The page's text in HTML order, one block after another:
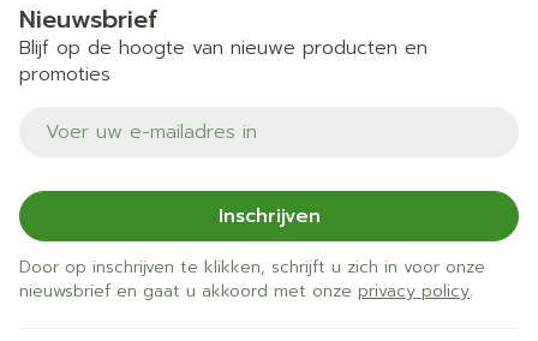
Nieuwsbrief
Blijf op de hoogte van nieuwe producten en
promoties
E-mail adres
Inschrijven
Door op inschrijven te klikken, schrijft u zich in voor onze
nieuwsbrief en gaat u akkoord met onze privacy policy.